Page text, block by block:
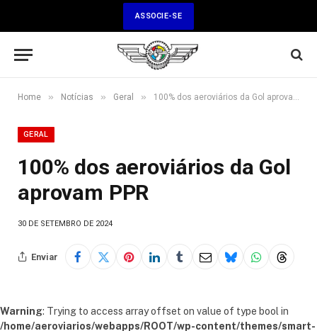
ASSOCIE-SE
Home » Notícias » Geral » 100% dos aeroviários da Gol aprovam PPR
GERAL
100% dos aeroviários da Gol
aprovam PPR
30 DE SETEMBRO DE 2024
Enviar
Warning: Trying to access array offset on value of type bool in
/home/aeroviarios/webapps/ROOT/wp-content/themes/smart-